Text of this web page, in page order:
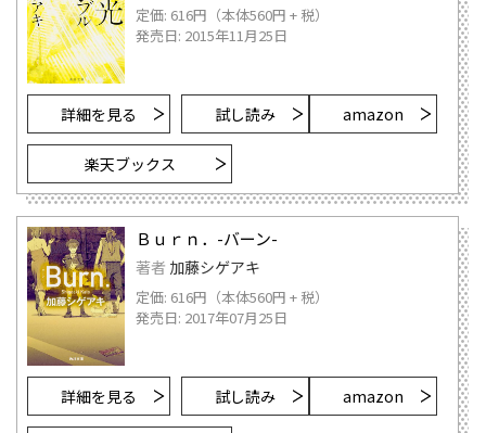
定価: 616円（本体560円 + 税）
発売日: 2015年11月25日
詳細を見る 試し読み amazon
楽天ブックス
Ｂｕｒｎ．-バーン-
著者 加藤シゲアキ
定価: 616円（本体560円 + 税）
発売日: 2017年07月25日
詳細を見る 試し読み amazon